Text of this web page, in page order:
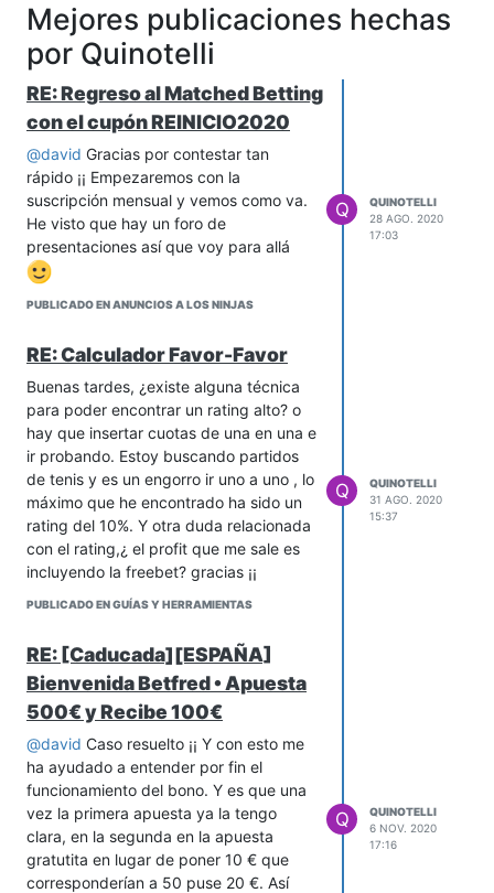
Mejores publicaciones hechas
por Quinotelli
RE: Regreso al Matched Betting
con el cupón REINICIO2020
@david Gracias por contestar tan
rápido ¡¡ Empezaremos con la
suscripción mensual y vemos como va.
He visto que hay un foro de
presentaciones así que voy para allá
PUBLICADO EN ANUNCIOS A LOS NINJAS
Q
QUINOTELLI
28 AGO. 2020
17:03
RE: Calculador Favor-Favor
Buenas tardes, ¿existe alguna técnica
para poder encontrar un rating alto? o
hay que insertar cuotas de una en una e
ir probando. Estoy buscando partidos
de tenis y es un engorro ir uno a uno , lo
máximo que he encontrado ha sido un
rating del 10%. Y otra duda relacionada
con el rating,¿ el profit que me sale es
incluyendo la freebet? gracias ¡¡
PUBLICADO EN GUÍAS Y HERRAMIENTAS
Q
QUINOTELLI
31 AGO. 2020
15:37
RE: [Caducada][ESPAÑA]
Bienvenida Betfred • Apuesta
500€ y Recibe 100€
@david Caso resuelto ¡¡ Y con esto me
ha ayudado a entender por fin el
funcionamiento del bono. Y es que una
vez la primera apuesta ya la tengo
clara, en la segunda en la apuesta
gratutita en lugar de poner 10 € que
corresponderían a 50 puse 20 €. Así
Q
QUINOTELLI
6 NOV. 2020
17:16